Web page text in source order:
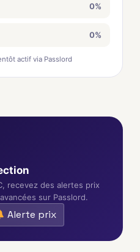
0%
0%
actif via Passlord
recevez des alertes prix
sur Passlord.
Alerte prix